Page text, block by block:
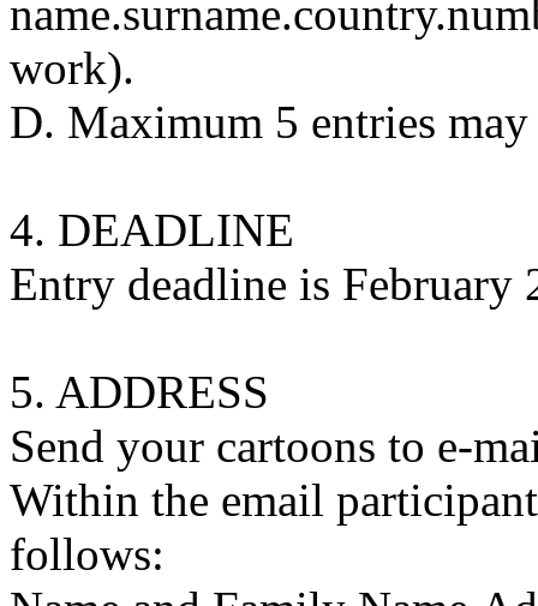
work).
D. Maximum 5 entries
4. DEADLINE
Entry deadline is February
5. ADDRESS
Send your cartoons to e-
Within the email
follows: